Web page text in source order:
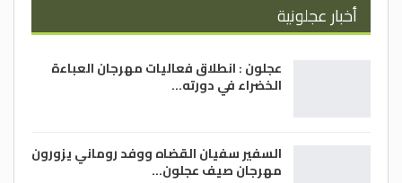
أخبار عجلونية
عجلون : انطلاق فعاليات مهرجان العباءة
الخضراء في دورته…
السفير سفيان القضاه ووفد روماني يزورون
مهرجان صيف عجلون…